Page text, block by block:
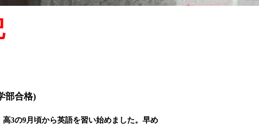
部合格)
3の9月頃から英語を習い始めました。早め